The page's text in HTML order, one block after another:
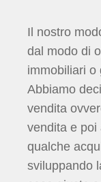
Il nostro
dal modo di
immobiliari o
Abbiamo
vendita
vendita e poi
qualche
sviluppando